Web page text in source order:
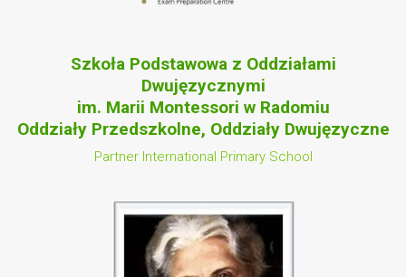
Szkoła Podstawowa z Oddziałami
Dwujęzycznymi
im. Marii Montessori w Radomiu
Oddziały Przedszkolne, Oddziały Dwujęzyczne
Partner International Primary School